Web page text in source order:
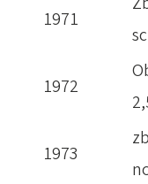
1971
1972
1973